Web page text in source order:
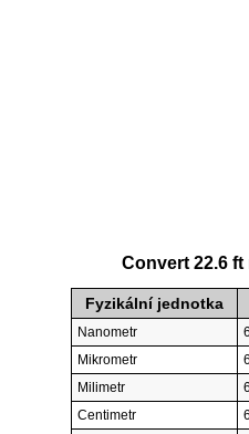
Convert 22.6
Fyzikální jednotka
Nanometr
Mikrometr
Milimetr
Centimetr